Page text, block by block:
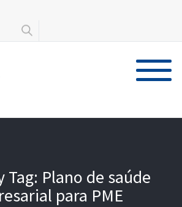
Tag: Plano de saúde
para PME